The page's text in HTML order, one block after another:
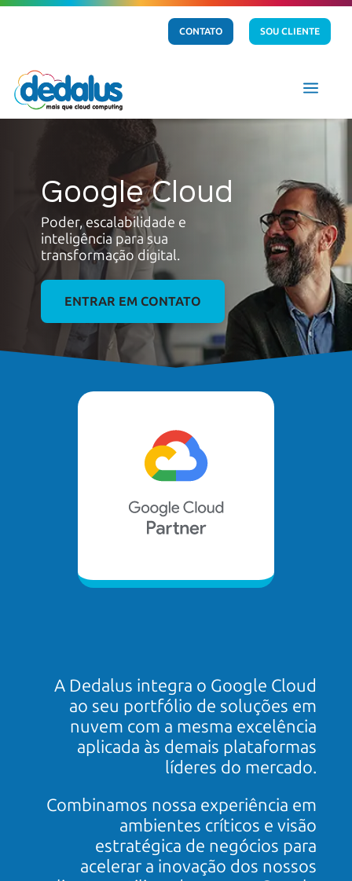
CONTATO SOU CLIENTE
a
Google Cloud
Poder, escalabilidade e
inteligência para sua
transformação digital.
ENTRAR EM CONTATO
A Dedalus integra o Google Cloud
ao seu portfólio de soluções em
nuvem com a mesma excelência
aplicada às demais plataformas
líderes do mercado.
Combinamos nossa experiência em
ambientes críticos e visão
estratégica de negócios para
acelerar a inovação dos nossos